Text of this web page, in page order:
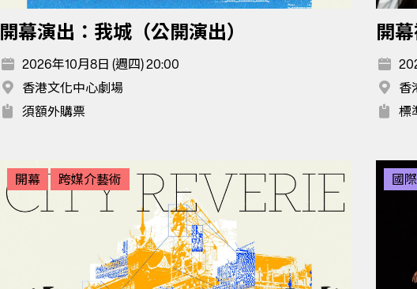
開幕演出：我城（公開演出）
2026年10月8日 (週四) 20:00
香港文化中心劇場
須額外購票
開
香
標
開幕 跨媒介藝術 國